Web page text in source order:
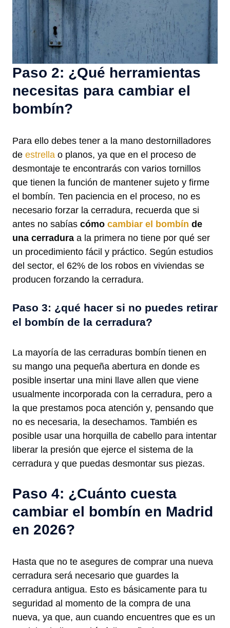
Paso 2: ¿Qué herramientas
necesitas para cambiar el
bombín?
Para ello debes tener a la mano destornilladores
de estrella o planos, ya que en el proceso de
desmontaje te encontrarás con varios tornillos
que tienen la función de mantener sujeto y firme
el bombín. Ten paciencia en el proceso, no es
necesario forzar la cerradura, recuerda que si
antes no sabías cómo cambiar el bombín de
una cerradura a la primera no tiene por qué ser
un procedimiento fácil y práctico. Según estudios
del sector, el 62% de los robos en viviendas se
producen forzando la cerradura.
Paso 3: ¿qué hacer si no puedes retirar
el bombín de la cerradura?
La mayoría de las cerraduras bombín tienen en
su mango una pequeña abertura en donde es
posible insertar una mini llave allen que viene
usualmente incorporada con la cerradura, pero a
la que prestamos poca atención y, pensando que
no es necesaria, la desechamos. También es
posible usar una horquilla de cabello para intentar
liberar la presión que ejerce el sistema de la
cerradura y que puedas desmontar sus piezas.
Paso 4: ¿Cuánto cuesta
cambiar el bombín en Madrid
en 2026?
Hasta que no te asegures de comprar una nueva
cerradura será necesario que guardes la
cerradura antigua. Esto es básicamente para tu
seguridad al momento de la compra de una
nueva, ya que, aun cuando encuentres que es un